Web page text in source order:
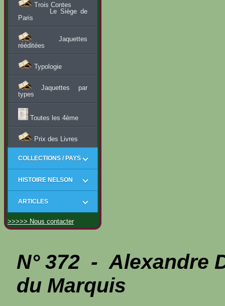
Trois Contes
Le Siège de
Paris
Jaquettes
rééditées
Typologie
Jaquettes par
types
Toutes les 4ème
Prix des Livres
COLLECTIONS / PAYS
HISTOIRE NELSON
ARTICLES
>>>>> Nous contacter
N° 372 - Alexandre
du Marquis